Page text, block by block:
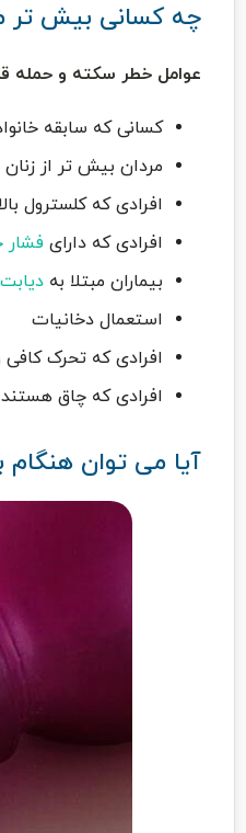
چه کسانی بیش تر
عوامل خطر سکته و حمله
کسانی که سابقه
مردان بیش تر از
افرادی که کلسترول
افرادی که دارای فشار
بیماران مبتلا به دیابت
استعمال دخانیات
افرادی که تحرک
افرادی که چاق
آیا می توان هنگام